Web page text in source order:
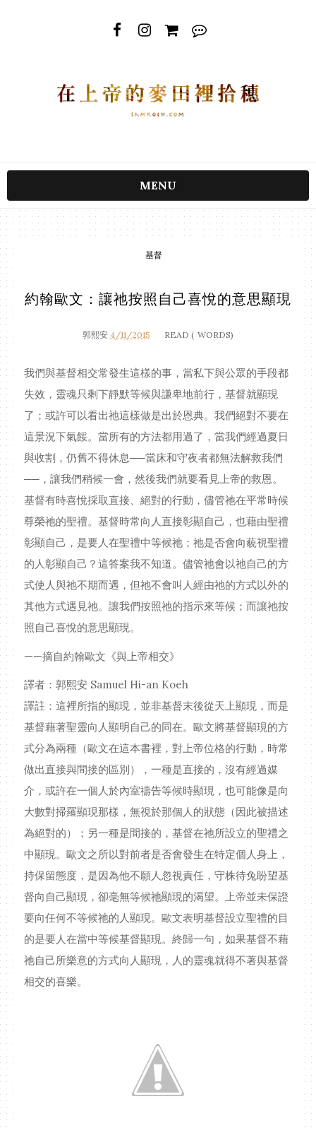
MENU
基督
約翰歐文：讓祂按照自己喜悅的意思顯現
郭熙安 4/11/2015 READ ( WORDS)
我們與基督相交常發生這樣的事，當私下與公眾的手段都
失效，靈魂只剩下靜默等候與謙卑地前行，基督就顯現
了；或許可以看出祂這樣做是出於恩典。我們絕對不要在
這景況下氣餒。當所有的方法都用過了，當我們經過夏日
與收割，仍舊不得休息──當床和守夜者都無法解救我們
──，讓我們稍候一會，然後我們就要看見上帝的救恩。
基督有時喜悅採取直接、絕對的行動，儘管祂在平常時候
尊榮祂的聖禮。基督時常向人直接彰顯自己，也藉由聖禮
彰顯自己，是要人在聖禮中等候祂；祂是否會向藐視聖禮
的人彰顯自己？這答案我不知道。儘管祂會以祂自己的方
式使人與祂不期而遇，但祂不會叫人經由祂的方式以外的
其他方式遇見祂。讓我們按照祂的指示來等候；而讓祂按
照自己喜悅的意思顯現。
——摘自約翰歐文《與上帝相交》
譯者：郭熙安 Samuel Hi-an Koeh
譯註：這裡所指的顯現，並非基督末後從天上顯現，而是
基督藉著聖靈向人顯明自己的同在。歐文將基督顯現的方
式分為兩種（歐文在這本書裡，對上帝位格的行動，時常
做出直接與間接的區別），一種是直接的，沒有經過媒
介，或許在一個人於內室禱告等候時顯現，也可能像是向
大數對掃羅顯現那樣，無視於那個人的狀態（因此被描述
為絕對的）；另一種是間接的，基督在祂所設立的聖禮之
中顯現。歐文之所以對前者是否會發生在特定個人身上，
持保留態度，是因為他不願人忽視責任，守株待兔盼望基
督向自己顯現，卻毫無等候祂顯現的渴望。上帝並未保證
要向任何不等候祂的人顯現。歐文表明基督設立聖禮的目
的是要人在當中等候基督顯現。終歸一句，如果基督不藉
祂自己所樂意的方式向人顯現，人的靈魂就得不著與基督
相交的喜樂。